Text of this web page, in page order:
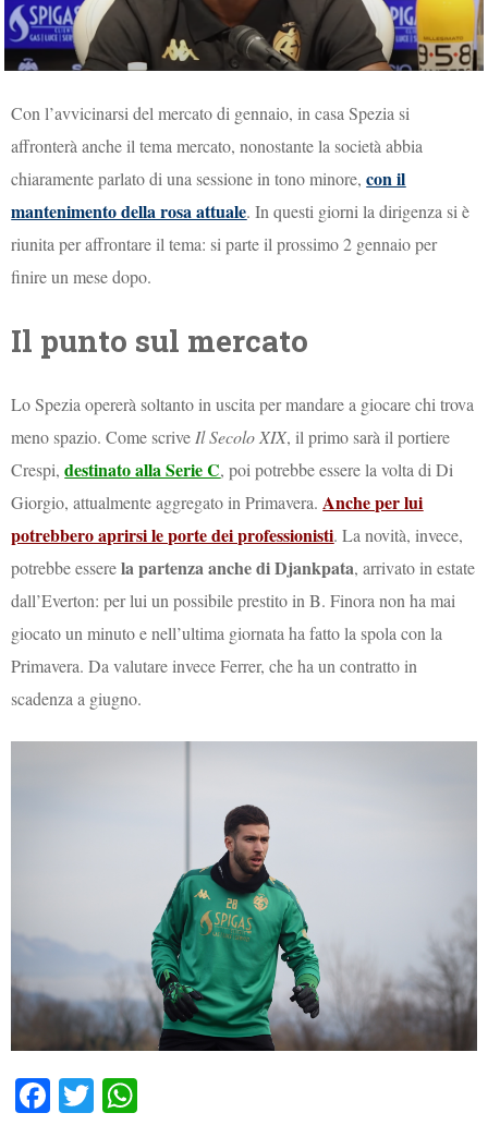
Con l’avvicinarsi del mercato di gennaio, in casa Spezia si
affronterà anche il tema mercato, nonostante la società abbia
chiaramente parlato di una sessione in tono minore,con il
mantenimento della rosa attuale. In questi giorni la dirigenza si è
riunita per affrontare il tema: si parte il prossimo 2 gennaio per
finire un mese dopo.
Il punto sul mercato
Lo Spezia opererà soltanto in uscita per mandare a giocare chi trova
meno spazio. Come scrive Il Secolo XIX, il primo sarà il portiere
Crespi,destinato alla Serie C, poi potrebbe essere la volta di Di
Giorgio, attualmente aggregato in Primavera. Anche per lui
potrebbero aprirsi le porte dei professionisti. La novità, invece,
potrebbe esserela partenza anche di Djankpata, arrivato in estate
dall’Everton: per lui un possibile prestito in B. Finora non ha mai
giocato un minuto e nell’ultima giornata ha fatto la spola con la
Primavera. Da valutare invece Ferrer, che ha un contratto in
scadenza a giugno.
Fa T